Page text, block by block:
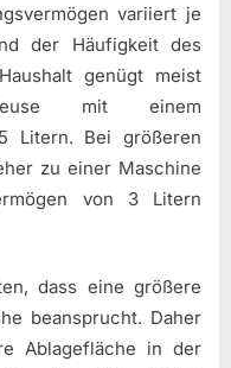
variiert je
der Häufigkeit des
genügt meist
mit einem
Litern. Bei größeren
zu einer Maschine
von 3 Litern
dass eine größere
beansprucht. Daher
Ablagefläche in der